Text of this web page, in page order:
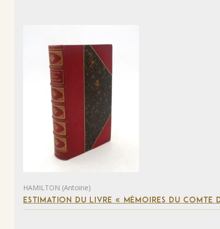
HAMILTON (Antoine)
ESTIMATION DU LIVRE « MÉMOIRES DU COMTE